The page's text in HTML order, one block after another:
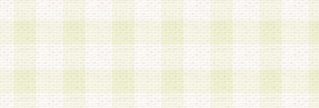
意を 得ることなく、会員個人を識別できる情報
づき選定した委託業者に対して当社の責任におい
できるものとします。な お、当社は、当該委託
契約を締結しこれを遵守させるとともに、本規約
の注意をもって当該情報を使用させるものとし ま